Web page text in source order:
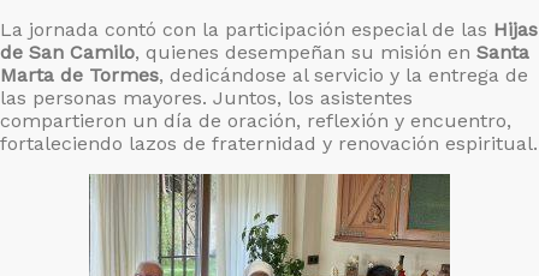
La jornada contó con la participación especial de las Hijas
de San Camilo, quienes desempeñan su misión en Santa
Marta de Tormes, dedicándose al servicio y la entrega de
las personas mayores. Juntos, los asistentes
compartieron un día de oración, reflexión y encuentro,
fortaleciendo lazos de fraternidad y renovación espiritual.